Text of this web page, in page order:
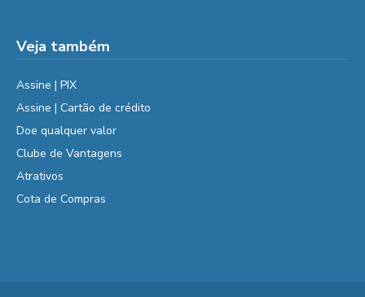
Veja também
Assine | PIX
Assine | Cartão de crédito
Doe qualquer valor
Clube de Vantagens
Atrativos
Cota de Compras